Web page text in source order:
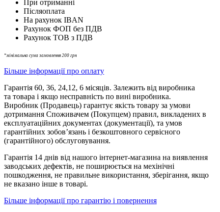
При отриманні
Післяоплата
На рахунок IBAN
Рахунок ФОП без ПДВ
Рахунок ТОВ з ПДВ
*мінімальна сума замовлення 200 грн
Більше інформації про оплату
Гарантія 60, 36, 24,12, 6 місяців. Залежить від виробника
та товара і якщо несправність по вині виробника.
Виробник (Продавець) гарантує якість товару за умови
дотримання Споживачем (Покупцем) правил, викладених в
експлуатаційних документах (документації), та умов
гарантійних зобов’язань і безкоштовного сервісного
(гарантійного) обслуговування.
Гарантія 14 днів від нашого інтернет-магазина на виявлення
заводських дефектів, не поширюється на мехінічні
пошкодження, не правильне використання, зберігання, якщо
не вказано інше в товарі.
Більше інформації про гарантію і повернення